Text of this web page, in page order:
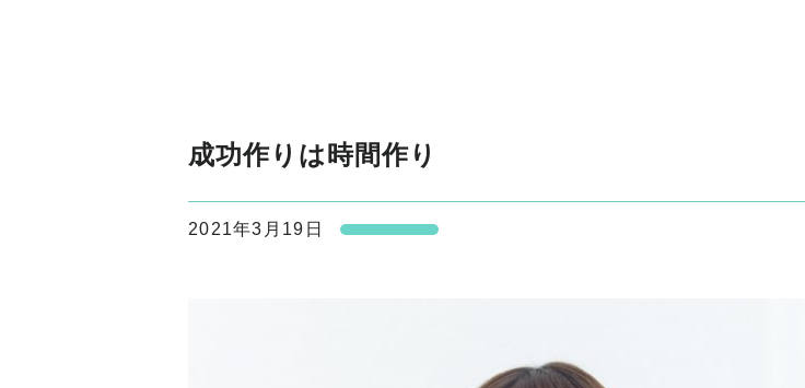
成功作りは時間作り
2021年3月19日